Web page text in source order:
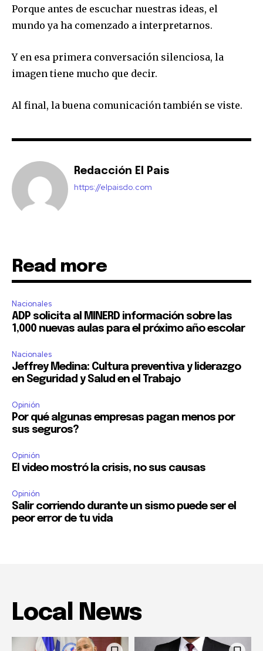
Porque antes de escuchar nuestras ideas, el
mundo ya ha comenzado a interpretarnos.
Y en esa primera conversación silenciosa, la
imagen tiene mucho que decir.
Al final, la buena comunicación también se viste.
Redacción El Pais
https://elpaisdo.com
Read more
Nacionales
ADP solicita al MINERD información sobre las
1,000 nuevas aulas para el próximo año escolar
Nacionales
Jeffrey Medina: Cultura preventiva y liderazgo
en Seguridad y Salud en el Trabajo
Opinión
Por qué algunas empresas pagan menos por
sus seguros?
Opinión
El video mostró la crisis, no sus causas
Opinión
Salir corriendo durante un sismo puede ser el
peor error de tu vida
Local News